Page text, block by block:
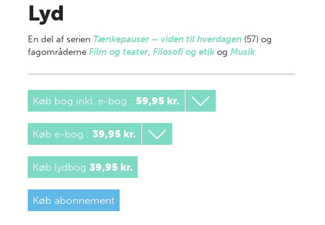
Lyd
En del af serien Tænkepauser – viden til hverdagen (57) og
fagområderne Film og teater, Filosofi og etikog Musik
Køb bog inkl. e-bog : 59,95 kr.
Køb e-bog : 39,95 kr.
Køb lydbog 39,95 kr.
Køb abonnement